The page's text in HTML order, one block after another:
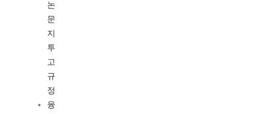
논
문
지
투
고
규
정
융